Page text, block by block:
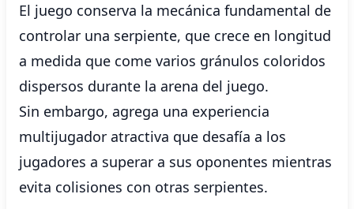
El juego conserva la mecánica fundamental de
controlar una serpiente, que crece en longitud
a medida que come varios gránulos coloridos
dispersos durante la arena del juego.
Sin embargo, agrega una experiencia
multijugador atractiva que desafía a los
jugadores a superar a sus oponentes mientras
evita colisiones con otras serpientes.